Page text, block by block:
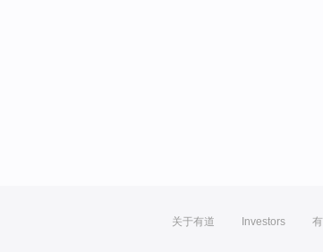
关于有道 Investors